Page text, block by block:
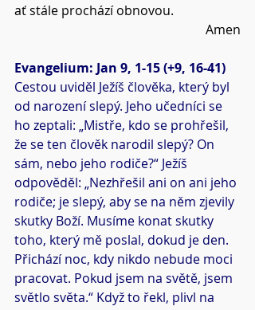
ať stále prochází obnovou.
Amen
Evangelium: Jan 9, 1-15 (+9, 16-41)
Cestou uviděl Ježíš člověka, který byl
od narození slepý. Jeho učedníci se
ho zeptali: „Mistře, kdo se prohřešil,
že se ten člověk narodil slepý? On
sám, nebo jeho rodiče?“ Ježíš
odpověděl: „Nezhřešil ani on ani jeho
rodiče; je slepý, aby se na něm zjevily
skutky Boží. Musíme konat skutky
toho, který mě poslal, dokud je den.
Přichází noc, kdy nikdo nebude moci
pracovat. Pokud jsem na světě, jsem
světlo světa.“ Když to řekl, plivl na